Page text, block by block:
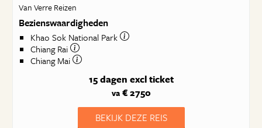
Van Verre Reizen
Bezienswaardigheden
Khao Sok National Park
Chiang Rai
Chiang Mai
15 dagen excl ticket
va€ 2750
BEKIJK DEZE REIS